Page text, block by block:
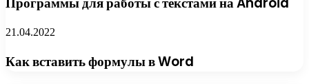
21.04.2022
Как вставить формулы в Word